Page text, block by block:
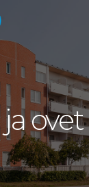
ovet